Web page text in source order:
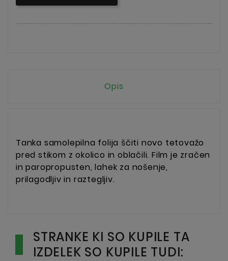
Opis
Tanka samolepilna folija ščiti novo tetovažo
pred stikom z okolico in oblačili.Film je zračen
in paropropusten, lahek za nošenje,
prilagodljiv in raztegljiv.
STRANKE KI SO KUPILE TA
IZDELEK SO KUPILE TUDI: